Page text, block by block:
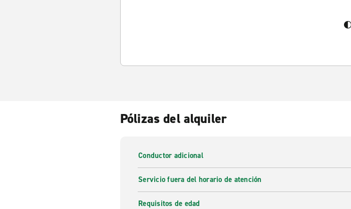
Pólizas del alquiler
Conductor adicional
Servicio fuera del horario de atención
Requisitos de edad